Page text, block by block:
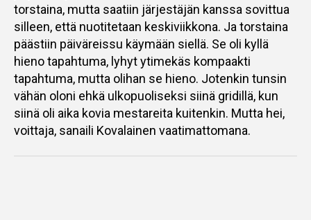
torstaina, mutta saatiin järjestäjän kanssa sovittua
silleen, että nuotitetaan keskiviikkona. Ja torstaina
päästiin päiväreissu käymään siellä. Se oli kyllä
hieno tapahtuma, lyhyt ytimekäs kompaakti
tapahtuma, mutta olihan se hieno. Jotenkin tunsin
vähän oloni ehkä ulkopuoliseksi siinä gridillä, kun
siinä oli aika kovia mestareita kuitenkin. Mutta hei,
voittaja, sanaili Kovalainen vaatimattomana.